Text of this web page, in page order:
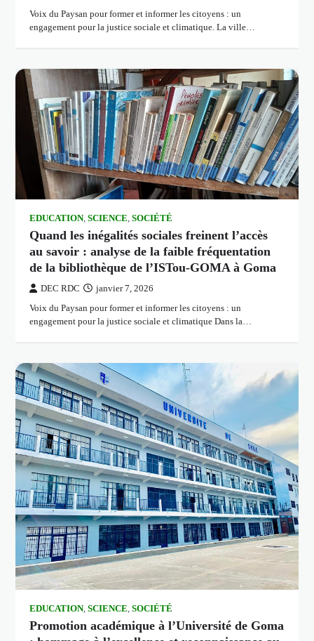
Voix du Paysan pour former et informer les citoyens : un
engagement pour la justice sociale et climatique. La ville…
EDUCATION,SCIENCE,SOCIÉTÉ
Quand les inégalités sociales freinent l’accès
au savoir : analyse de la faible fréquentation
de la bibliothèque de l’ISTou-GOMA à Goma
DEC RDC janvier 7, 2026
Voix du Paysan pour former et informer les citoyens : un
engagement pour la justice sociale et climatique Dans la…
EDUCATION,SCIENCE ,SOCIÉTÉ
Promotion académique à l’Université de Goma